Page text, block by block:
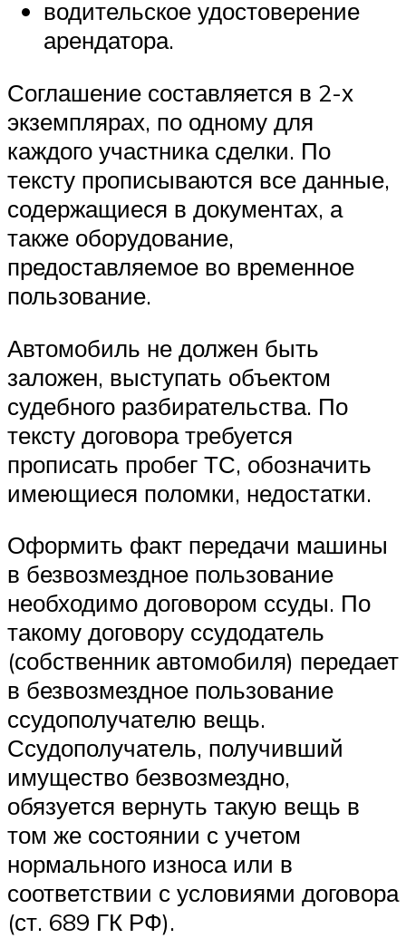
водительское удостоверение
арендатора.
Соглашение составляется в 2-х
экземплярах, по одному для
каждого участника сделки. По
тексту прописываются все данные,
содержащиеся в документах, а
также оборудование,
предоставляемое во временное
пользование.
Автомобиль не должен быть
заложен, выступать объектом
судебного разбирательства. По
тексту договора требуется
прописать пробег ТС, обозначить
имеющиеся поломки, недостатки.
Оформить факт передачи машины
в безвозмездное пользование
необходимо договором ссуды. По
такому договору ссудодатель
(собственник автомобиля) передает
в безвозмездное пользование
ссудополучателю вещь.
Ссудополучатель, получивший
имущество безвозмездно,
обязуется вернуть такую вещь в
том же состоянии с учетом
нормального износа или в
соответствии с условиями договора
(ст. 689 ГК РФ).